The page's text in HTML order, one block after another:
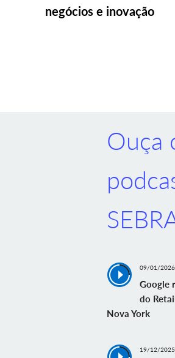
negócios e inovação
Ouça
09/01/
Google
do
Nova York
19/12/